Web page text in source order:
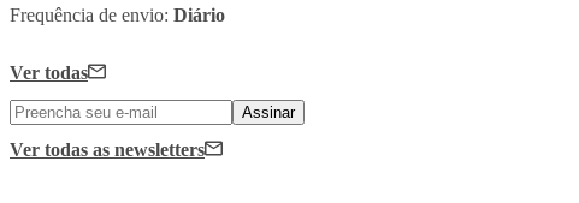
Frequência de envio: Diário
Ver todas
Assinar
Ver todas as newsletters